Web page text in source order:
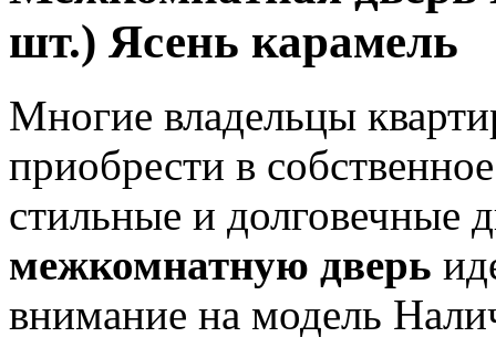
шт.) Ясень карамель
Многие владельцы
приобрести в
стильные и долговечные
межкомнатную дверь
внимание на модель